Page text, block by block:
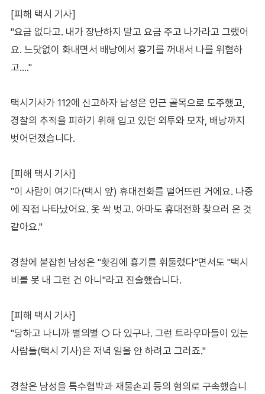
[피해 택시 기사]
"요금 없다고. 내가 장난하지 말고 요금 주고 나가라고 그랬어
요. 느닷없이 화내면서 배낭에서 흉기를 꺼내서 나를 위협하
고…."
택시기사가 112에 신고하자 남성은 인근 골목으로 도주했고,
경찰의 추적을 피하기 위해 입고 있던 외투와 모자, 배낭까지
벗어던졌습니다.
[피해 택시 기사]
"이 사람이 여기다(택시 앞) 휴대전화를 떨어뜨린 거에요. 나중
에 직접 나타났어요. 옷 싹 벗고. 아마도 휴대전화 찾으러 온 것
같아요."
경찰에 붙잡힌 남성은 "홧김에 흉기를 휘둘렀다"면서도 "택시
비를 못 내 그런 건 아니"라고 진술했습니다.
[피해 택시 기사]
"당하고 나니까 별의별 ○ 다 있구나. 그런 트라우마들이 있는
사람들(택시 기사)은 저녁 일을 안 하려고 그러죠."
경찰은 남성을 특수협박과 재물손괴 등의 혐의로 구속했습니